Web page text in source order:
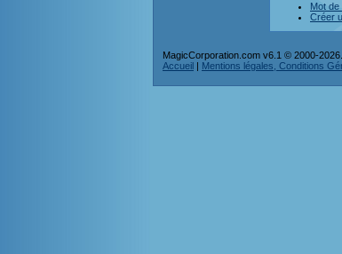
Mot
Créer
MagicCorporation.com v6.1 © 2000-
Accueil | Mentions légales, Conditions